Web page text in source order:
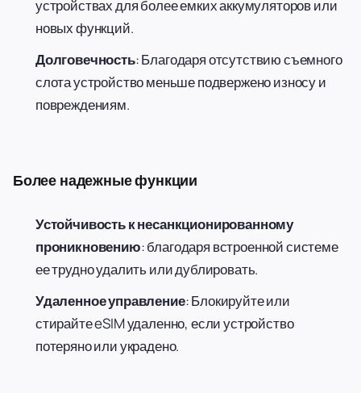
устройствах для более емких аккумуляторов или
новых функций.
Долговечность: Благодаря отсутствию съемного
слота устройство меньше подвержено износу и
повреждениям.
Более надежные функции
Устойчивость к несанкционированному
проникновению: благодаря встроенной системе
ее трудно удалить или дублировать.
Удаленное управление: Блокируйте или
стирайте eSIM удаленно, если устройство
потеряно или украдено.